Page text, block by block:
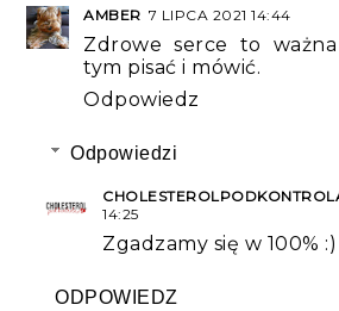
AMBER 7 LIPCA 2021 14:44
Zdrowe serce to
tym pisać i mówić.
Odpowiedz
Odpowiedzi
14:25
Zgadzamy się w 100% :)
ODPOWIEDZ